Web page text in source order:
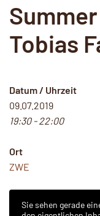
Tobias
Datum / Uhrzeit
09.07.2019
19:30 - 22:00
Ort
ZWE
Sie sehen gerade